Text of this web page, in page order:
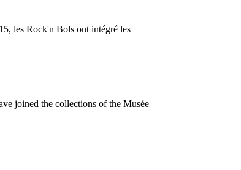
les Rock'n Bols ont intégré les
joined the collections of the Musée